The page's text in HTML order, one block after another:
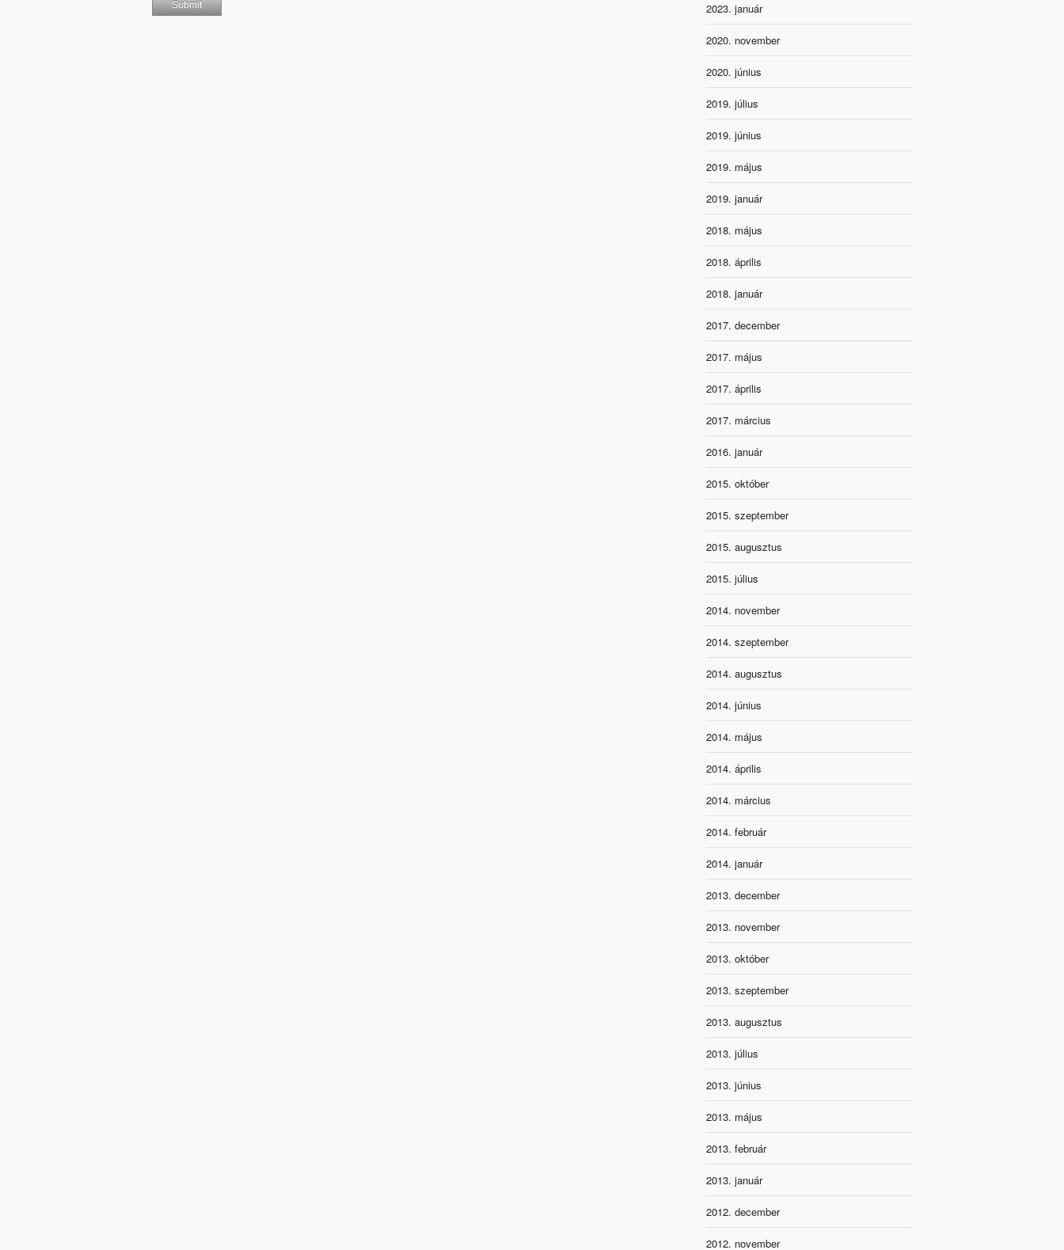
2023. január
2020. november
2020. június
2019. július
2019. június
2019. május
2019. január
2018. május
2018. április
2018. január
2017. december
2017. május
2017. április
2017. március
2016. január
2015. október
2015. szeptember
2015. augusztus
2015. július
2014. november
2014. szeptember
2014. augusztus
2014. június
2014. május
2014. április
2014. március
2014. február
2014. január
2013. december
2013. november
2013. október
2013. szeptember
2013. augusztus
2013. július
2013. június
2013. május
2013. február
2013. január
2012. december
2012. november